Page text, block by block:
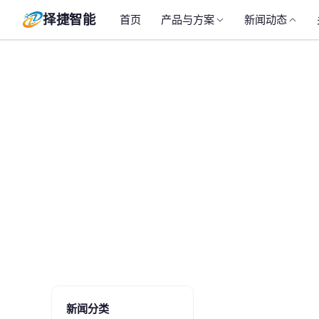
择捷智能 首页 产品与方案 新闻动态
新闻分类